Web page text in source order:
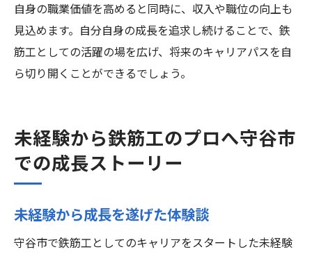
自身の職業価値を高めると同時に、収入や職位の向上も
見込めます。自分自身の成長を追求し続けることで、鉄
筋工としての活躍の場を広げ、将来のキャリアパスを自
ら切り開くことができるでしょう。
未経験から鉄筋工のプロへ守谷市
での成長ストーリー
未経験から成長を遂げた体験談
守谷市で鉄筋工としてのキャリアをスタートした未経験